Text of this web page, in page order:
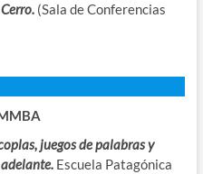
(Sala de Conferencias
juegos de palabras y
Escuela Patagónica